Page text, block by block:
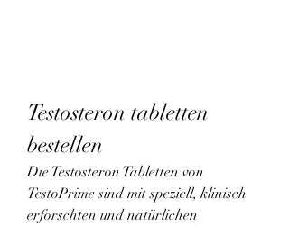
Testosteron tabletten
bestellen
Die Testosteron Tabletten von
TestoPrime sind mit speziell, klinisch
erforschten und natürlichen